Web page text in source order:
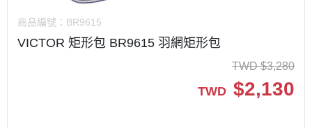
商品編號： BR9615
VICTOR 矩形包 BR9615 羽網矩形包
TWD $3,280
TWD $2,130